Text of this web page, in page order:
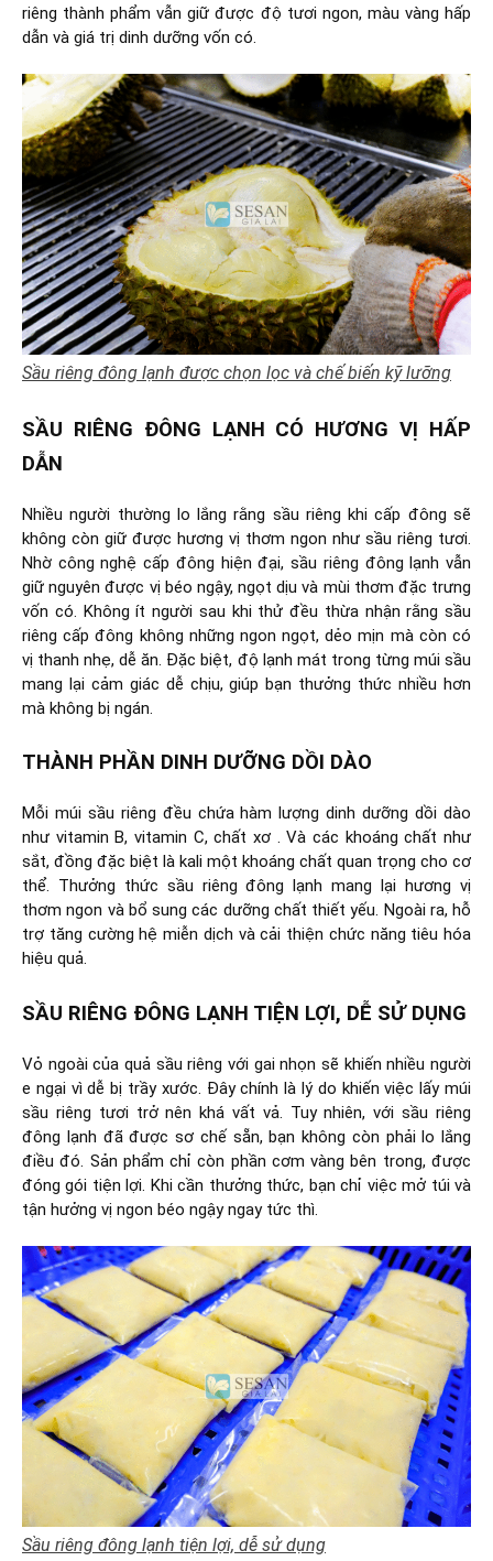
riêng thành phẩm vẫn giữ được độ tươi ngon, màu vàng hấp
dẫn và giá trị dinh dưỡng vốn có.
Sầu riêng đông lạnh được chọn lọc và chế biến kỹ lưỡng
SẦU RIÊNG ĐÔNG LẠNH CÓ HƯƠNG VỊ HẤP
DẪN
Nhiều người thường lo lắng rằng sầu riêng khi cấp đông sẽ
không còn giữ được hương vị thơm ngon như sầu riêng tươi.
Nhờ công nghệ cấp đông hiện đại, sầu riêng đông lạnh vẫn
giữ nguyên được vị béo ngậy, ngọt dịu và mùi thơm đặc trưng
vốn có. Không ít người sau khi thử đều thừa nhận rằng sầu
riêng cấp đông không những ngon ngọt, dẻo mịn mà còn có
vị thanh nhẹ, dễ ăn. Đặc biệt, độ lạnh mát trong từng múi sầu
mang lại cảm giác dễ chịu, giúp bạn thưởng thức nhiều hơn
mà không bị ngán.
THÀNH PHẦN DINH DƯỠNG DỒI DÀO
Mỗi múi sầu riêng đều chứa hàm lượng dinh dưỡng dồi dào
như vitamin B, vitamin C, chất xơ . Và các khoáng chất như
sắt, đồng đặc biệt là kali một khoáng chất quan trọng cho cơ
thể. Thưởng thức sầu riêng đông lạnh mang lại hương vị
thơm ngon và bổ sung các dưỡng chất thiết yếu. Ngoài ra, hỗ
trợ tăng cường hệ miễn dịch và cải thiện chức năng tiêu hóa
hiệu quả.
SẦU RIÊNG ĐÔNG LẠNH TIỆN LỢI, DỄ SỬ DỤNG
Vỏ ngoài của quả sầu riêng với gai nhọn sẽ khiến nhiều người
e ngại vì dễ bị trầy xước. Đây chính là lý do khiến việc lấy múi
sầu riêng tươi trở nên khá vất vả. Tuy nhiên, với sầu riêng
đông lạnh đã được sơ chế sẵn, bạn không còn phải lo lắng
điều đó. Sản phẩm chỉ còn phần cơm vàng bên trong, được
đóng gói tiện lợi. Khi cần thưởng thức, bạn chỉ việc mở túi và
tận hưởng vị ngon béo ngậy ngay tức thì.
Sầu riêng đông lạnh tiện lợi, dễ sử dụng